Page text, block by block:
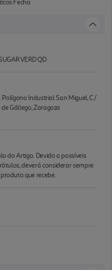
Fecho
VERD QD
Polígono Industrial San Miguel, C/
Gállego, Zaragoza
do Artigo. Devido a possíveis
deverá considerar sempre
que recebe.